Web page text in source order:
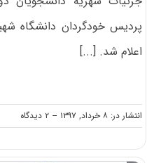
اعلام شد. [...]
انتشار در: ۸ خرداد, ۱۳۹۷ -- ۲ دیدگاه
on
اعلام
دوره